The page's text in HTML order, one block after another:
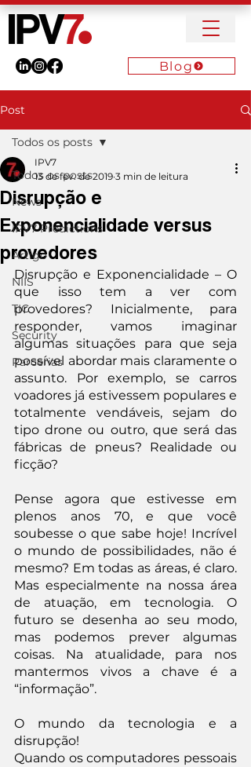
Blog
Post
Todos os posts
News
IPV7 Predictions
Artigo
NIIS
TIC
Security
Parcerias
Todos os posts
Disrupção e
Exponencialidade versus
provedores
IPV7
13 de fev. de 2019 3 min de leitura
Disrupção e Exponencialidade – O
que isso tem a ver com
provedores? Inicialmente, para
responder, vamos imaginar
algumas situações para que seja
possível abordar mais claramente o
assunto. Por exemplo, se carros
voadores já estivessem populares e
totalmente vendáveis, sejam do
tipo drone ou outro, que será das
fábricas de pneus? Realidade ou
ficção?
Pense agora que estivesse em
plenos anos 70, e que você
soubesse o que sabe hoje! Incrível
o mundo de possibilidades, não é
mesmo? Em todas as áreas, é claro.
Mas especialmente na nossa área
de atuação, em tecnologia. O
futuro se desenha ao seu modo,
mas podemos prever algumas
coisas. Na atualidade, para nos
mantermos vivos a chave é a
“informação”.
O mundo da tecnologia e a
disrupção!
Quando os computadores pessoais